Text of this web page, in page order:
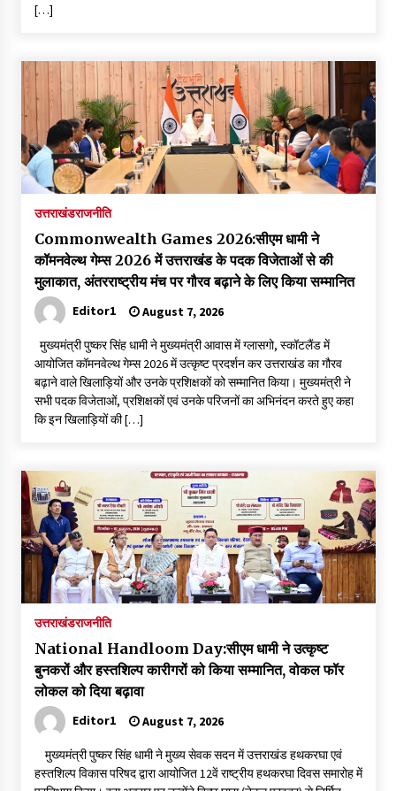
[…]
उत्तराखंडराजनीति
Commonwealth Games 2026:सीएम धामी ने
कॉमनवेल्थ गेम्स 2026 में उत्तराखंड के पदक विजेताओं से की
मुलाकात, अंतरराष्ट्रीय मंच पर गौरव बढ़ाने के लिए किया सम्मानित
Editor1 August 7, 2026
मुख्यमंत्री पुष्कर सिंह धामी ने मुख्यमंत्री आवास में ग्लासगो, स्कॉटलैंड में
आयोजित कॉमनवेल्थ गेम्स 2026 में उत्कृष्ट प्रदर्शन कर उत्तराखंड का गौरव
बढ़ाने वाले खिलाड़ियों और उनके प्रशिक्षकों को सम्मानित किया। मुख्यमंत्री ने
सभी पदक विजेताओं, प्रशिक्षकों एवं उनके परिजनों का अभिनंदन करते हुए कहा
कि इन खिलाड़ियों की […]
उत्तराखंडराजनीति
National Handloom Day:सीएम धामी ने उत्कृष्ट
बुनकरों और हस्तशिल्प कारीगरों को किया सम्मानित, वोकल फॉर
लोकल को दिया बढ़ावा
Editor1 August 7, 2026
मुख्यमंत्री पुष्कर सिंह धामी ने मुख्य सेवक सदन में उत्तराखंड हथकरघा एवं
हस्तशिल्प विकास परिषद द्वारा आयोजित 12वें राष्ट्रीय हथकरघा दिवस समारोह में